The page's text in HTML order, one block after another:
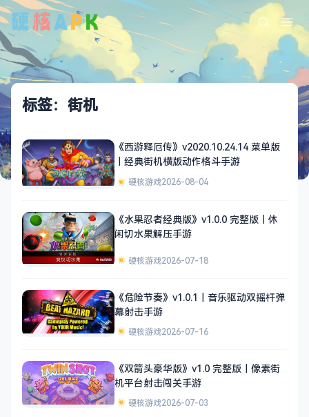
标签：街机
《西游释厄传》v2020.10.24.14 菜单版
｜经典街机横版动作格斗手游
硬核游戏2026-08-04
《水果忍者经典版》v1.0.0 完整版｜休
闲切水果解压手游
硬核游戏2026-07-18
《危险节奏》v1.0.1｜音乐驱动双摇杆弹
幕射击手游
硬核游戏2026-07-16
《双箭头豪华版》v1.0 完整版｜像素街
机平台射击闯关手游
硬核游戏2026-07-03